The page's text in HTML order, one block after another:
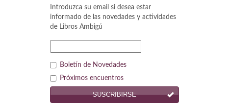
Introduzca su email si desea estar
informado de las novedades y actividades
de Libros Ambigú
Boletín de Novedades
Próximos encuentros
SUSCRIBIRSE